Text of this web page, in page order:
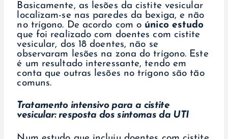
Basicamente, as lesões da cistite vesicular
localizam-se nas paredes da bexiga, e não
no trígono. De acordo com o único estudo
que foi realizado com doentes com cistite
vesicular, dos 18 doentes, não se
observaram lesões na zona do trígono. Este
é um resultado interessante, tendo em
conta que outras lesões no trígono são tão
comuns.
Tratamento intensivo para a cistite
vesicular: resposta dos sintomas da UTI